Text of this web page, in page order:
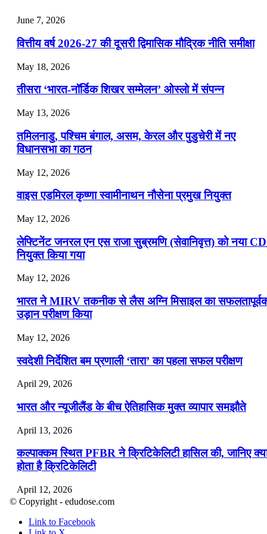
July 25, 2026
📝 डेली करेंट अफेयर्स: 22-24 जुलाई 2026
July 22, 2026
📝 डेली करेंट अफेयर्स: 19-21 जुलाई 2026
July 19, 2026
📝 डेली करेंट अफेयर्स: 16-18 जुलाई 2026
June 7, 2026
वित्तीय वर्ष 2026-27 की दूसरी द्विमासिक मौद्रिक नीति समीक्षा
May 18, 2026
तीसरा ‘भारत-नॉर्डिक शिखर सम्मेलन’ ओस्लो में संपन्न
May 13, 2026
तमिलनाडु, पश्चिम बंगाल, असम, केरल और पुडुचेरी में नए
विधानसभा का गठन
May 12, 2026
वाइस एडमिरल कृष्णा स्वामीनाथन नौसेना प्रमुख नियुक्त
May 12, 2026
लेफ्टिनेंट जनरल एन एस राजा सुब्रमणि (सेवानिवृत्त) को नया
नियुक्त किया गया
May 12, 2026
भारत ने MIRV तकनीक से लैस अग्नि मिसाइल का
उड़ान परीक्षण किया
May 12, 2026
स्वदेशी निर्देशित बम प्रणाली ‘तारा’ का पहला सफल परीक्षण
April 29, 2026
भारत और न्यूजीलैंड के बीच ऐतिहासिक मुक्त व्यापार समझौते
April 13, 2026
कल्पाक्कम स्थित PFBR ने क्रिटिकेलिटी हासिल की, जानिए
होता है क्रिटिकेलिटी
April 12, 2026
© Copyright - edudose.com
Link to Facebook